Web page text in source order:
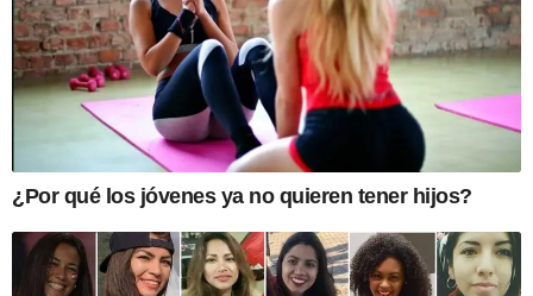
¿Por qué los jóvenes ya no quieren tener hijos?